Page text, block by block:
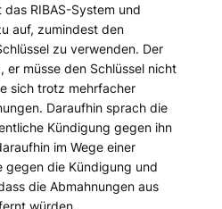
RIBAS-System und
auf, zumindest den
zu verwenden. Der
er müsse den Schlüssel nicht
sich trotz mehrfacher
Daraufhin sprach die
Kündigung gegen ihn
im Wege einer
gegen die Kündigung und
die Abmahnungen aus
würden.